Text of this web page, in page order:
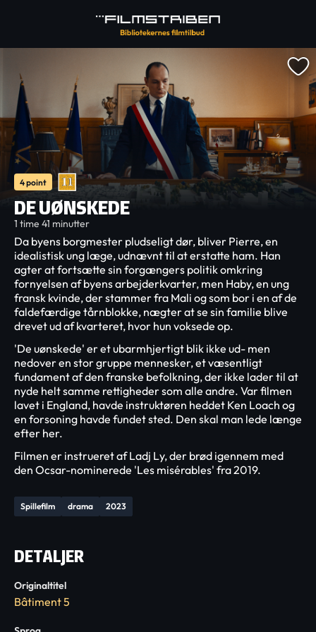
4 point
DE UØNSKEDE
1 time 41 minutter
Spillefilm drama 2023
Da byens borgmester pludseligt dør, bliver Pierre, en
idealistisk ung læge, udnævnt til at erstatte ham. Han
agter at fortsætte sin forgængers politik omkring
fornyelsen af byens arbejderkvarter, men Haby, en ung
fransk kvinde, der stammer fra Mali og som bor i en af de
faldefærdige tårnblokke, nægter at se sin familie blive
drevet ud af kvarteret, hvor hun voksede op.
'De uønskede' er et ubarmhjertigt blik ikke ud- men
nedover en stor gruppe mennesker, et væsentligt
fundament af den franske befolkning, der ikke lader til at
nyde helt samme rettigheder som alle andre. Var filmen
lavet i England, havde instruktøren heddet Ken Loach og
en forsoning havde fundet sted. Den skal man lede længe
efter her.
Filmen er instrueret af Ladj Ly, der brød igennem med
den Ocsar-nominerede 'Les misérables' fra 2019.
DETALJER
Originaltitel
Bâtiment 5